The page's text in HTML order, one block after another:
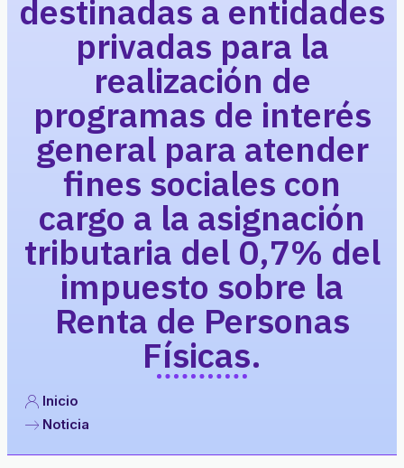
destinadas a entidades
privadas para la
realización de
programas de interés
general para atender
fines sociales con
cargo a la asignación
tributaria del 0,7% del
impuesto sobre la
Renta de Personas
Físicas.
Inicio
Noticia